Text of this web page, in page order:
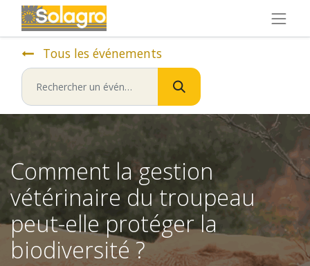
Tous les événements
Comment la gestion
vétérinaire du troupeau
peut-elle protéger la
biodiversité ?